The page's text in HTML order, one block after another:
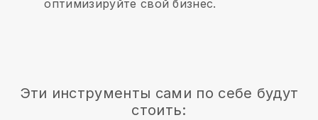
оптимизируйте свой бизнес.
Эти инструменты сами по себе будут
стоить: